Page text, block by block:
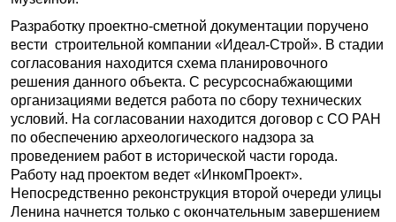
Разработку проектно-сметной документации поручено
вести строительной компании «Идеал-Строй». В стадии
согласования находится схема планировочного
решения данного объекта. С ресурсоснабжающими
организациями ведется работа по сбору технических
условий. На согласовании находится договор с СО РАН
по обеспечению археологического надзора за
проведением работ в исторической части города.
Работу над проектом ведет «ИнкомПроект».
Непосредственно реконструкция второй очереди улицы
Ленина начнется только с окончательным завершением